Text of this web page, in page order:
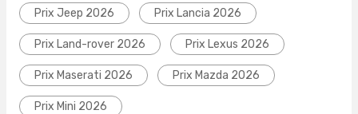
Prix Jeep 2026 Prix Lancia 2026
Prix Land-rover 2026 Prix Lexus 2026
Prix Maserati 2026 Prix Mazda 2026
Prix Mini 2026